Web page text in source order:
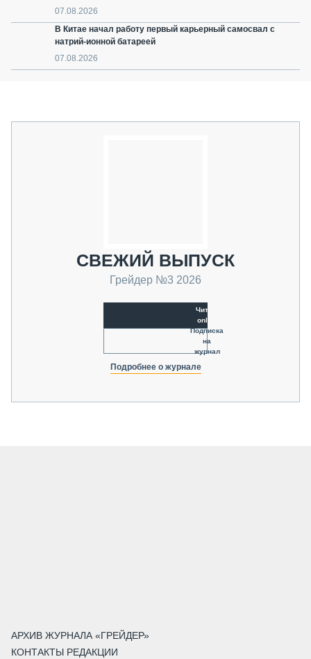
07.08.2026
В Китае начал работу первый карьерный самосвал с
натрий-ионной батареей
07.08.2026
СВЕЖИЙ ВЫПУСК
Грейдер №3 2026
Читать
online
Подписка
на
журнал
Подробнее о журнале
АРХИВ ЖУРНАЛА «ГРЕЙДЕР»
КОНТАКТЫ РЕДАКЦИИ